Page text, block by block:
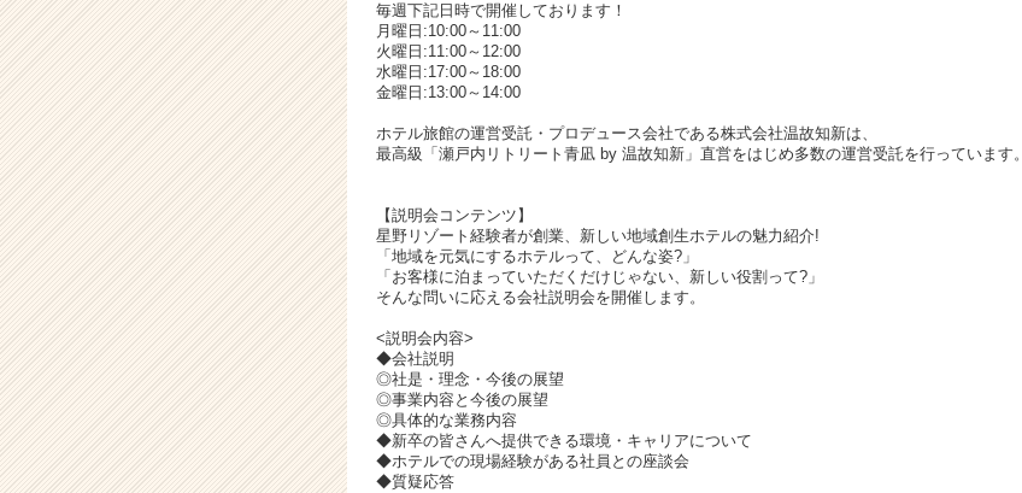
毎週下記日時で開催しております！
月曜日:10:00～11:00
火曜日:11:00～12:00
水曜日:17:00～18:00
金曜日:13:00～14:00
ホテル旅館の運営受託・プロデュース会社である株式会社温故知新は、
最高級「瀬戸内リトリート青凪 by 温故知新」直営をはじめ多数の運営受託を行っています。
【説明会コンテンツ】
星野リゾート経験者が創業、新しい地域創生ホテルの魅力紹介!
「地域を元気にするホテルって、どんな姿?」
「お客様に泊まっていただくだけじゃない、新しい役割って?」
そんな問いに応える会社説明会を開催します。
<説明会内容>
◆会社説明
◎社是・理念・今後の展望
◎事業内容と今後の展望
◎具体的な業務内容
◆新卒の皆さんへ提供できる環境・キャリアについて
◆ホテルでの現場経験がある社員との座談会
◆質疑応答